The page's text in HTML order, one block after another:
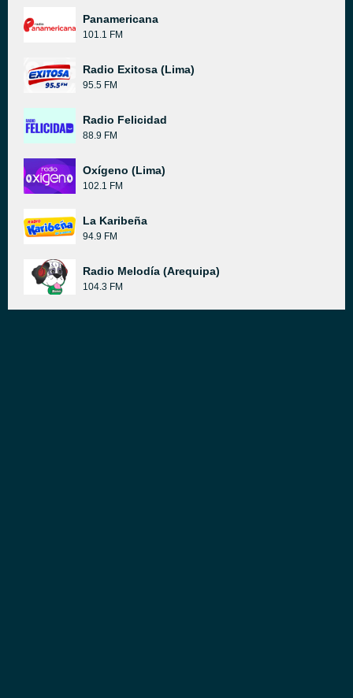
Panamericana
101.1 FM
Radio Exitosa (Lima)
95.5 FM
Radio Felicidad
88.9 FM
Oxígeno (Lima)
102.1 FM
La Karibeña
94.9 FM
Radio Melodía (Arequipa)
104.3 FM